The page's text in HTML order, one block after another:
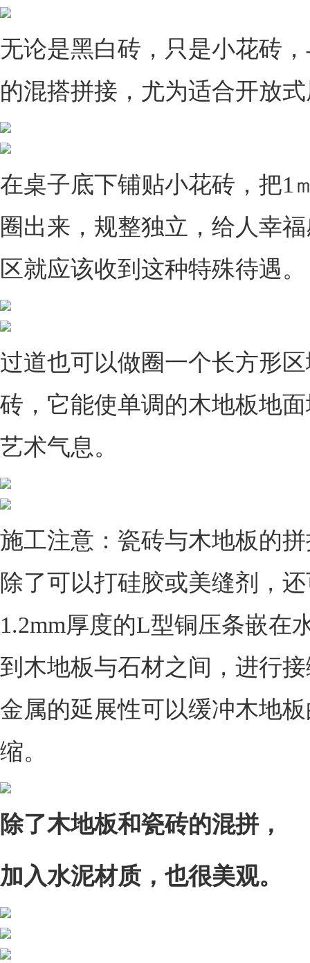
无论是黑白砖，只是小花砖
的混搭拼接，尤为适合开放
在桌子底下铺贴小花砖，把1
圈出来，规整独立，给人幸
区就应该收到这种特殊待遇。
过道也可以做圈一个长方形
砖，它能使单调的木地板地
艺术气息。
施工注意：瓷砖与木地板的
除了可以打硅胶或美缝剂，
1.2mm厚度的L型铜压条嵌在
到木地板与石材之间，进行
金属的延展性可以缓冲木地
缩。
除了木地板和瓷砖的混拼，
加入水泥材质，也很美观。